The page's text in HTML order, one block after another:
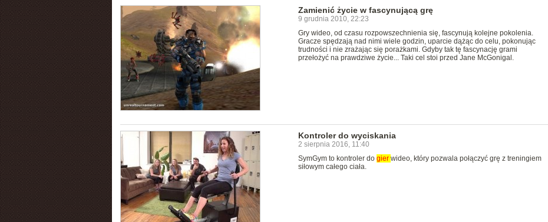
Zamienić życie w fascynującą grę
9 grudnia 2010, 22:23
Gry wideo, od czasu rozpowszechnienia się, fascynują kolejne pokolenia.
Gracze spędzają nad nimi wiele godzin, uparcie dążąc do celu, pokonując
trudności i nie zrażając się porażkami. Gdyby tak tę fascynację grami
przełożyć na prawdziwe życie... Taki cel stoi przed Jane McGonigal.
Kontroler do wyciskania
2 sierpnia 2016, 11:40
SymGym to kontroler do gier wideo, który pozwala połączyć grę z treningiem
siłowym całego ciała.